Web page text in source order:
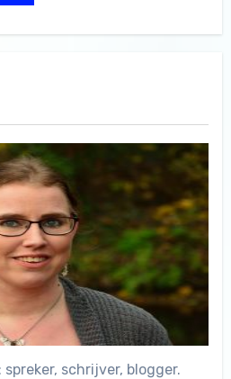
schrijver, blogger.